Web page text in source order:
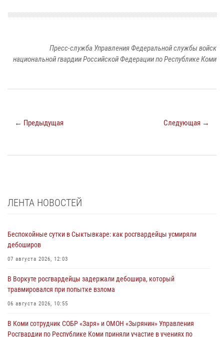
Пресс-служба Управления Федеральной службы войск
национальной гвардии Российской Федерации по Республике Коми
← Предыдущая Следующая →
ЛЕНТА НОВОСТЕЙ
Беспокойные сутки в Сыктывкаре: как росгвардейцы усмиряли
дебоширов
07 августа 2026, 12:03
В Воркуте росгвардейцы задержали дебошира, который
травмировался при попытке взлома
06 августа 2026, 10:55
В Коми сотрудник СОБР «Заря» и ОМОН «Зырянин» Управления
Росгвардии по Республике Коми приняли участие в учениях по